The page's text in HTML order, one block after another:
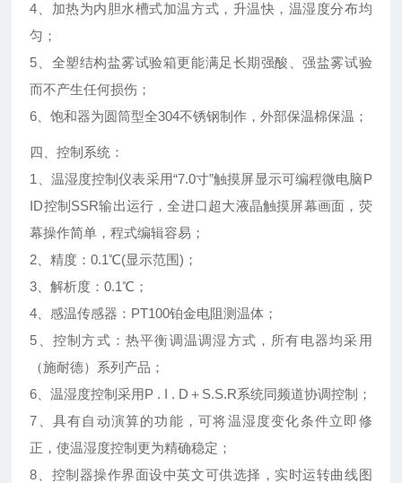
4、加热为内胆水槽式加温方式，升温快，温湿度分布均
匀；
5、全塑结构盐雾试验箱更能满足长期强酸、强盐雾试验
而不产生任何损伤；
6、饱和器为圆筒型全304不锈钢制作，外部保温棉保温；
四、控制系统：
1、温湿度控制仪表采用“7.0寸”触摸屏显示可编程微电脑P
ID控制SSR输出运行，全进口超大液晶触摸屏幕画面，荧
幕操作简单，程式编辑容易；
2、精度：0.1℃(显示范围)；
3、解析度：0.1℃；
4、感温传感器：PT100铂金电阻测温体；
5、控制方式：热平衡调温调湿方式，所有电器均采用
（施耐德）系列产品；
6、温湿度控制采用P . I . D＋S.S.R系统同频道协调控制；
7、具有自动演算的功能，可将温湿度变化条件立即修
正，使温湿度控制更为精确稳定；
8、控制器操作界面设中英文可供选择，实时运转曲线图